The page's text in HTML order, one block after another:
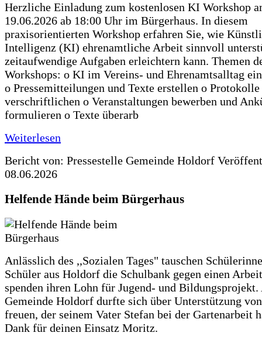
Herzliche Einladung zum kostenlosen KI Workshop
19.06.2026 ab 18:00 Uhr im Bürgerhaus. In diesem
praxisorientierten Workshop erfahren Sie, wie
Intelligenz (KI) ehrenamtliche Arbeit sinnvoll
zeitaufwendige Aufgaben erleichtern kann. Themen
Workshops: o KI im Vereins- und Ehrenamtsalltag
o Pressemitteilungen und Texte erstellen o
verschriftlichen o Veranstaltungen bewerben und
formulieren o Texte überarb
Weiterlesen
Bericht von: Pressestelle Gemeinde Holdorf
08.06.2026
Helfende Hände beim Bürgerhaus
Anlässlich des ,,Sozialen Tages" tauschen
Schüler aus Holdorf die Schulbank gegen einen
spenden ihren Lohn für Jugend- und Bildungsprojekt.
Gemeinde Holdorf durfte sich über Unterstützung
freuen, der seinem Vater Stefan bei der Gartenarbeit
Dank für deinen Einsatz Moritz.